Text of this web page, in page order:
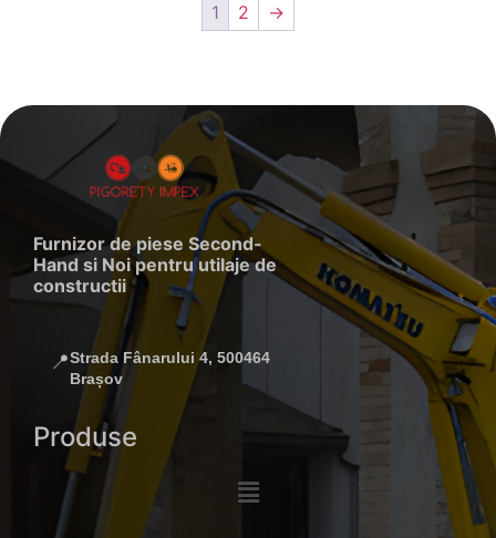
1 2 →
Furnizor de piese Second-
Hand si Noi pentru utilaje de
constructii
📍Strada Fânarului 4, 500464
Brașov
Produse